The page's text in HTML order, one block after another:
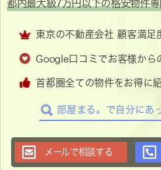
都内最大級7万円以下の格安物件
東京の不動産会社 顧客満足
Google口コミでお客様から
首都圏全ての物件をお得に
部屋まる。で自分にあ
メールで相談する